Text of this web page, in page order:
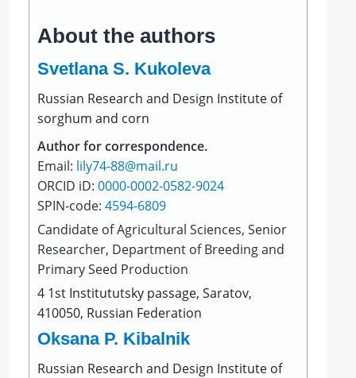
About the authors
Svetlana S. Kukoleva
Russian Rеsearch and Design Institutе of
sоrghum and cоrn
Author for correspondence.
Email: lily74-88@mail.ru
ORCID iD:0000-0002-0582-9024
SPIN-code:4594-6809
Сandidate of Agriculturаl Sciеnces, Senior
Researcher, Department of Breeding and
Primary Seed Production
4 1st Institututsky passage, Saratov,
410050, Russian Federation
Oksana P. Kibalnik
Russian Rеsearch and Design Institutе of